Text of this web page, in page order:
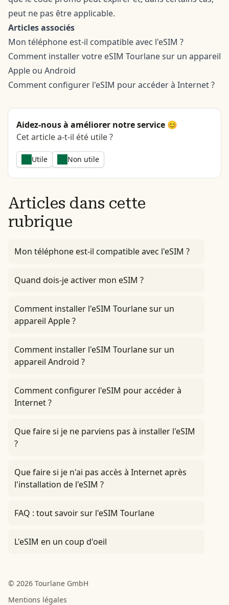
peut ne pas être applicable.
Articles associés
Mon téléphone est-il compatible avec l'eSIM ?
Comment installer votre eSIM Tourlane sur un appareil
Apple ou Android
Comment configurer l'eSIM pour accéder à Internet ?
Aidez-nous à améliorer notre service 😊
Cet article a-t-il été utile ?
Utile Non utile
Articles dans cette
rubrique
Mon téléphone est-il compatible avec l'eSIM ?
Quand dois-je activer mon eSIM ?
Comment installer l'eSIM Tourlane sur un
appareil Apple ?
Comment installer l'eSIM Tourlane sur un
appareil Android ?
Comment configurer l'eSIM pour accéder à
Internet ?
Que faire si je ne parviens pas à installer l'eSIM
?
Que faire si je n'ai pas accès à Internet après
l'installation de l'eSIM ?
FAQ : tout savoir sur l'eSIM Tourlane
L'eSIM en un coup d'oeil
© 2026 Tourlane GmbH
Mentions légales